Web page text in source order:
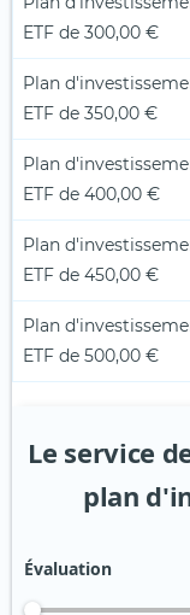
ETF de 300,00 €
Plan
ETF de 350,00 €
Plan
ETF de 400,00 €
Plan
ETF de 450,00 €
Plan
ETF de 500,00 €
Le service
plan
Évaluation